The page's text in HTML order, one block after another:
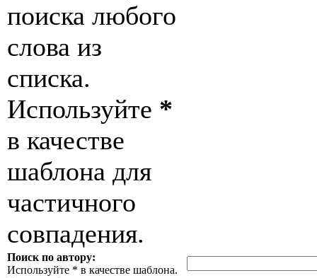
поиска любого
слова из
списка.
Используйте *
в качестве
шаблона для
частичного
совпадения.
Поиск по автору:
Используйте * в качестве шаблона.